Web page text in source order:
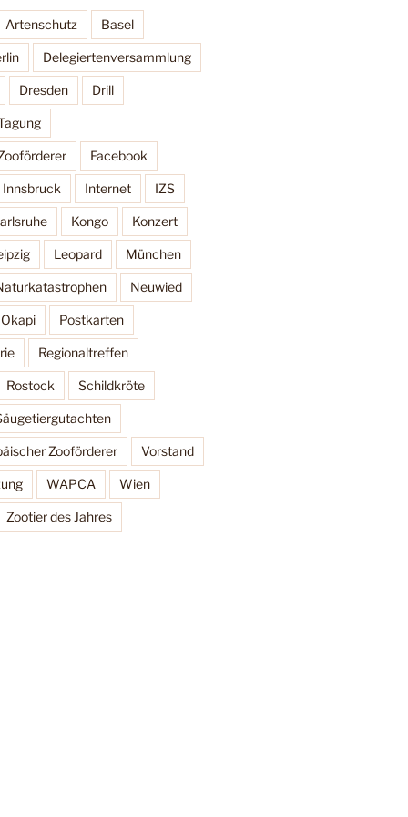
Artenschutz Basel
Delegiertenversammlung
Dresden Drill
Facebook
Innsbruck Internet IZS
Kongo Konzert
Leopard München
Neuwied
Okapi Postkarten
Regionaltreffen
Rostock Schildkröte
Zooförderer Vorstand
WAPCA Wien
Zootier des Jahres